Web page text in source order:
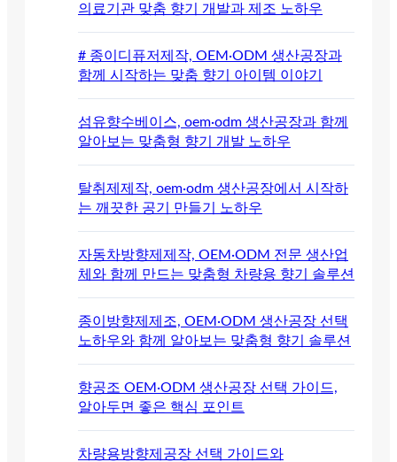
의료기관 맞춤 향기 개발과 제조 노하우
# 종이디퓨저제작, OEM·ODM 생산공장과
함께 시작하는 맞춤 향기 아이템 이야기
섬유향수베이스, oem·odm 생산공장과 함께
알아보는 맞춤형 향기 개발 노하우
탈취제제작, oem·odm 생산공장에서 시작하
는 깨끗한 공기 만들기 노하우
자동차방향제제작, OEM·ODM 전문 생산업
체와 함께 만드는 맞춤형 차량용 향기 솔루션
종이방향제제조, OEM·ODM 생산공장 선택
노하우와 함께 알아보는 맞춤형 향기 솔루션
향공조 OEM·ODM 생산공장 선택 가이드,
알아두면 좋은 핵심 포인트
차량용방향제공장 선택 가이드와